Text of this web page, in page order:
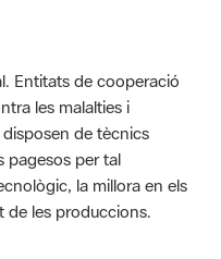
Entitats de cooperació
les malalties i
de tècnics
pagesos per tal
la millora en els
de les produccions.